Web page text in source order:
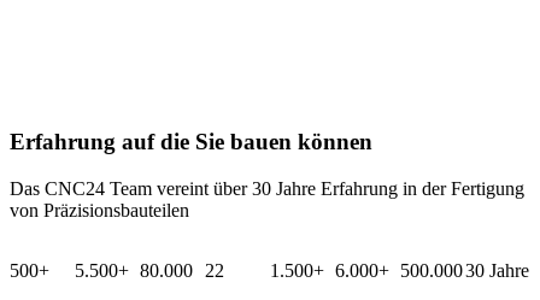
Erfahrung auf die Sie bauen können
Das CNC24 Team vereint über 30 Jahre Erfahrung in der Fertigung
von Präzisionsbauteilen
500+
5.500+ 80.000
22
1.500+ 6.000+ 500.00030 Jahre